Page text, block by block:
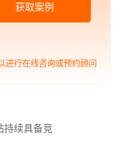
何撬动品牌
持续具备竞
获取案例
进行在线咨询或预约顾问